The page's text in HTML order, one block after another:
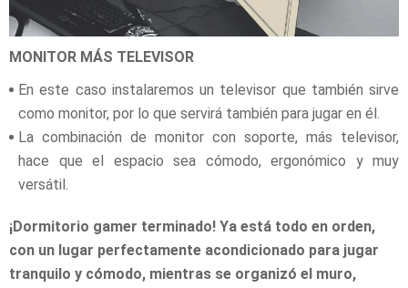
MONITOR MÁS TELEVISOR
En este caso instalaremos un televisor que también sirve
como monitor, por lo que servirá también para jugar en él.
La combinación de monitor con soporte, más televisor,
hace que el espacio sea cómodo, ergonómico y muy
versátil.
¡Dormitorio gamer terminado! Ya está todo en orden,
con un lugar perfectamente acondicionado para jugar
tranquilo y cómodo, mientras se organizó el muro,